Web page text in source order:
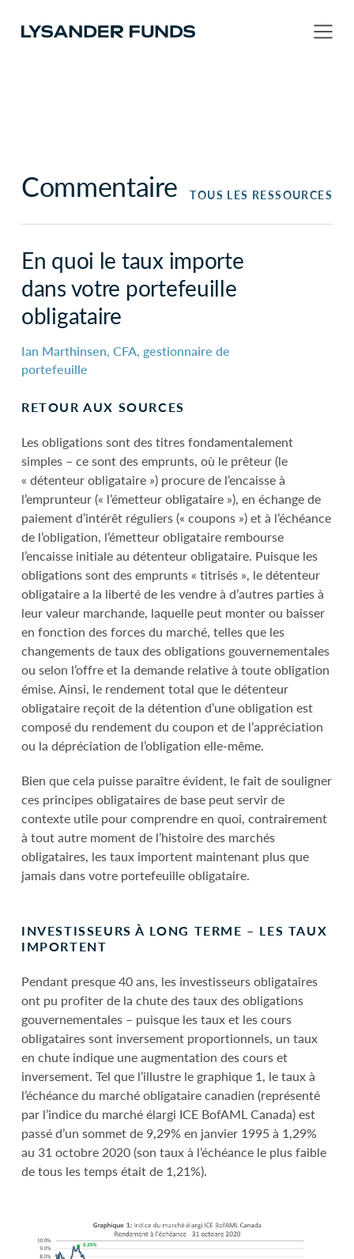
Commentaire TOUS LES RESSOURCES
En quoi le taux importe
dans votre portefeuille
obligataire
Ian Marthinsen, CFA, gestionnaire de
portefeuille
RETOUR AUX SOURCES
Les obligations sont des titres fondamentalement
simples – ce sont des emprunts, où le prêteur (le
« détenteur obligataire ») procure de l’encaisse à
l’emprunteur (« l’émetteur obligataire »), en échange de
paiement d’intérêt réguliers (« coupons ») et à l’échéance
de l’obligation, l’émetteur obligataire rembourse
l’encaisse initiale au détenteur obligataire. Puisque les
obligations sont des emprunts « titrisés », le détenteur
obligataire a la liberté de les vendre à d’autres parties à
leur valeur marchande, laquelle peut monter ou baisser
en fonction des forces du marché, telles que les
changements de taux des obligations gouvernementales
ou selon l’offre et la demande relative à toute obligation
émise. Ainsi, le rendement total que le détenteur
obligataire reçoit de la détention d’une obligation est
composé du rendement du coupon et de l’appréciation
ou la dépréciation de l’obligation elle-même.
Bien que cela puisse paraître évident, le fait de souligner
ces principes obligataires de base peut servir de
contexte utile pour comprendre en quoi, contrairement
à tout autre moment de l’histoire des marchés
obligataires, les taux importent maintenant plus que
jamais dans votre portefeuille obligataire.
INVESTISSEURS À LONG TERME – LES TAUX
IMPORTENT
Pendant presque 40 ans, les investisseurs obligataires
ont pu profiter de la chute des taux des obligations
gouvernementales – puisque les taux et les cours
obligataires sont inversement proportionnels, un taux
en chute indique une augmentation des cours et
inversement. Tel que l’illustre le graphique 1, le taux à
l’échéance du marché obligataire canadien (représenté
par l’indice du marché élargi ICE BofAML Canada) est
passé d’un sommet de 9,29% en janvier 1995 à 1,29%
au 31 octobre 2020 (son taux à l’échéance le plus faible
de tous les temps était de 1,21%).